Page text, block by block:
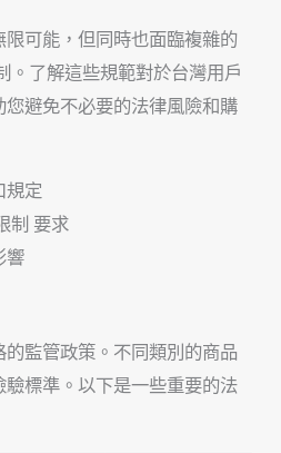
可能，但同時也面臨複雜的
。了解這些規範對於台灣用戶
避免不必要的法律風險和購
規定
制 要求
響
監管政策。不同類別的商品
標準。以下是一些重要的法